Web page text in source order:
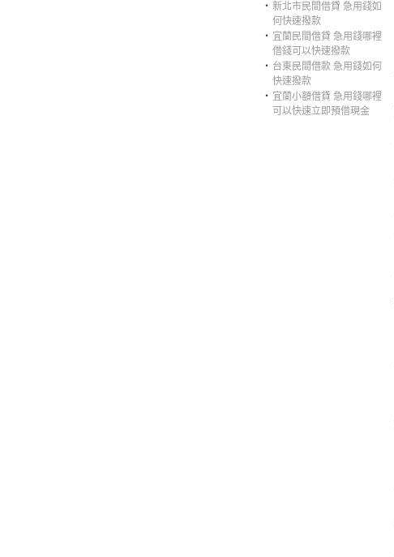
‧ 新北市民間借貸 急用錢如
何快速撥款
‧ 宜蘭民間借貸 急用錢哪裡
借錢可以快速撥款
‧ 台東民間借款 急用錢如何
快速撥款
‧ 宜蘭小額借貸 急用錢哪裡
可以快速立即預借現金